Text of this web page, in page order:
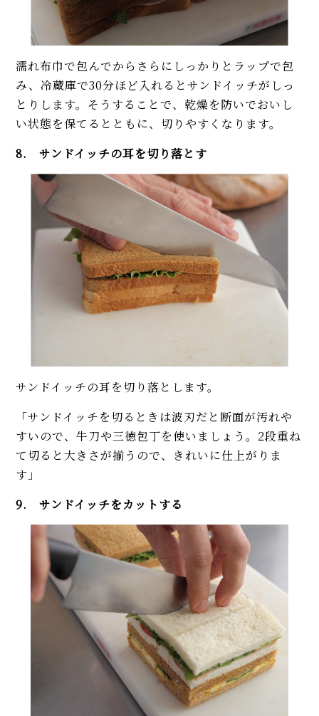
濡れ布巾で包んでからさらにしっかりとラップで包
み、冷蔵庫で30分ほど入れるとサンドイッチがしっ
とりします。そうすることで、乾燥を防いでおいし
い状態を保てるとともに、切りやすくなります。
8. サンドイッチの耳を切り落とす
サンドイッチの耳を切り落とします。
「サンドイッチを切るときは波刃だと断面が汚れや
すいので、牛刀や三徳包丁を使いましょう。2段重ね
て切ると大きさが揃うので、きれいに仕上がりま
す」
9. サンドイッチをカットする